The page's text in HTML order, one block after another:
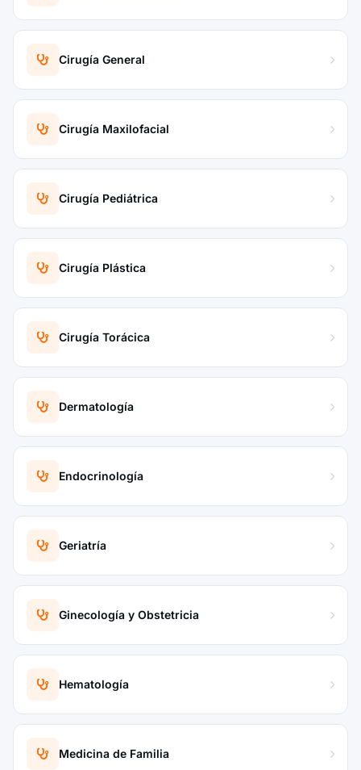
Cirugía General
Cirugía Maxilofacial
Cirugía Pediátrica
Cirugía Plástica
Cirugía Torácica
Dermatología
Endocrinología
Geriatría
Ginecología y Obstetricia
Hematología
Medicina de Familia